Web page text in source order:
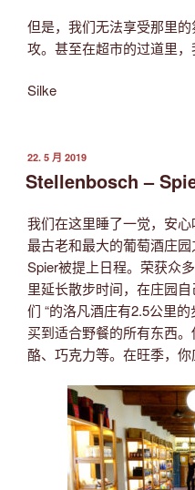
但是，我们无法享受那里
攻。甚至在超市的过道里，
Silke
发
布
于
22. 5 月 2019
Stellenbosch –
我们在这里睡了一觉，安
最古老和最大的葡萄酒庄
Spier被提上日程。荣获众
里延长散步时间，在庄园
们 “的洛凡酒庄有2.5公里
买到适合野餐的所有东西
酪、巧克力等。在旺季，你